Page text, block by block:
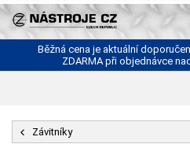
Běžná cena je aktuální
ZDARMA při objednávce
Závitníky